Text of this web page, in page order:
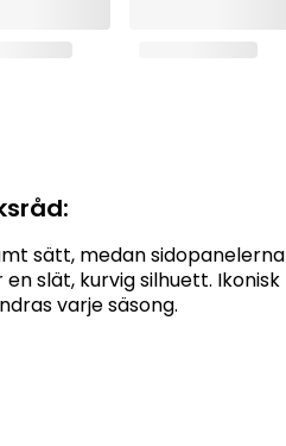
sätt, medan sidopanelerna
slät, kurvig silhuett. Ikonisk
varje säsong.